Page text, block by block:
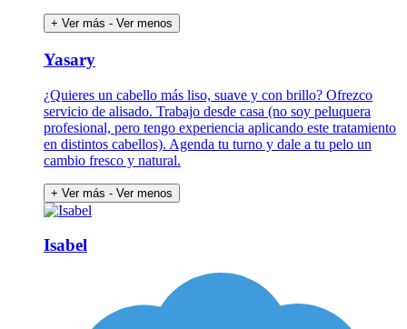
+ Ver más - Ver menos
Yasary
¿Quieres un cabello más liso, suave y con brillo? Ofrezco
servicio de alisado. Trabajo desde casa (no soy peluquera
profesional, pero tengo experiencia aplicando este tratamiento
en distintos cabellos). Agenda tu turno y dale a tu pelo un
cambio fresco y natural.
+ Ver más - Ver menos
Isabel